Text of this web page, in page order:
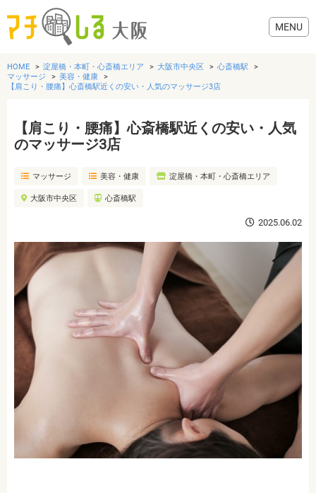
グルメ
歯医者・病院
おでかけ
HOME 淀屋橋・本町・心斎橋エリア 大阪市中央区
心斎橋駅
マッサージ
美容・健康
【肩こり・腰痛】心斎橋駅近くの安い・人気のマッサージ3店
【肩こり・腰痛】心斎橋駅近くの安い・人気
のマッサージ3店
マッサージ 美容・健康 淀屋橋・本町・心斎橋エリア
大阪市中央区 心斎橋駅
2025.06.02